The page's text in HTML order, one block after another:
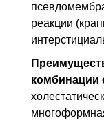
реакции
комбинации